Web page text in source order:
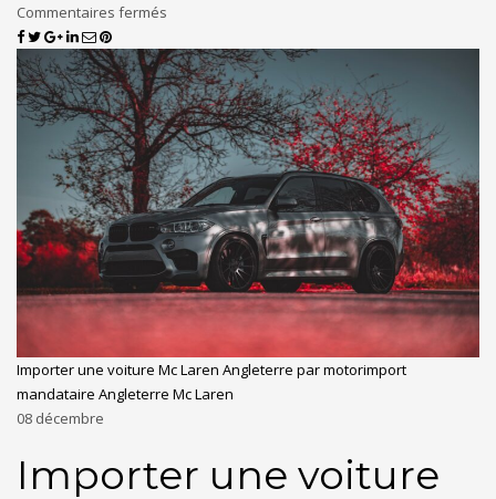
Commentaires fermés
Importer une voiture Mc Laren Angleterre par motorimport
mandataire Angleterre Mc Laren
08 décembre
Importer une voiture